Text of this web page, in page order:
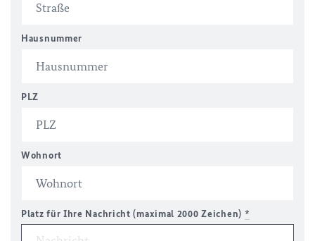
Hausnummer
PLZ
Wohnort
Platz für Ihre Nachricht (maximal 2000 Zeichen) *